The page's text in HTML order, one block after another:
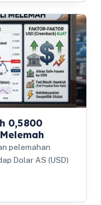
0,5800
pelemahan
Dolar AS (USD)